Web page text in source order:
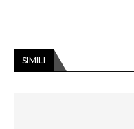
SIMILI